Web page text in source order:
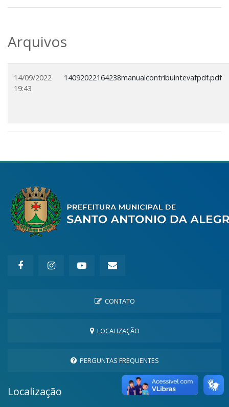
Arquivos
14/09/2022
19:43
14092022164238manualcontribuintevafpdf.pdf
CONTATO
LOCALIZAÇÃO
PERGUNTAS FREQUENTES
Localização